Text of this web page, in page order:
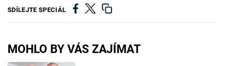
SDÍLEJTE SPECIÁL
MOHLO BY VÁS ZAJÍMAT